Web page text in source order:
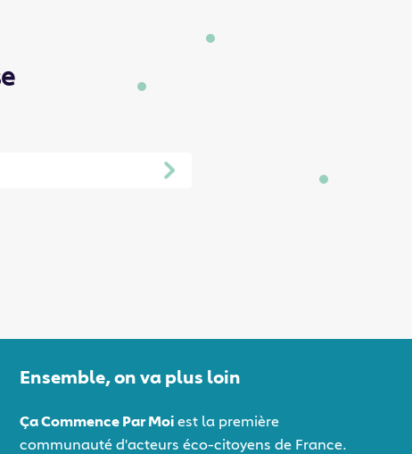
Ensemble, on va plus loin
Ça Commence Par Moiest la première
communauté d'acteurs éco-citoyens de France.